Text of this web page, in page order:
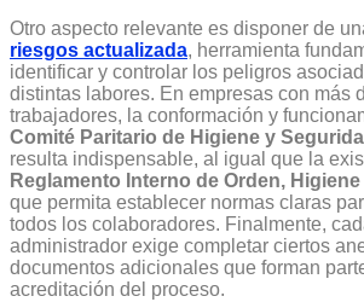
Otro aspecto relevante es disponer de
riesgos actualizada, herramienta
identificar y controlar los peligros
distintas labores. En empresas con más
trabajadores, la conformación y
Comité Paritario de Higiene y
resulta indispensable, al igual que la
Reglamento Interno de Orden,
que permita establecer normas claras
todos los colaboradores. Finalmente,
administrador exige completar ciertos
documentos adicionales que forman
acreditación del proceso.